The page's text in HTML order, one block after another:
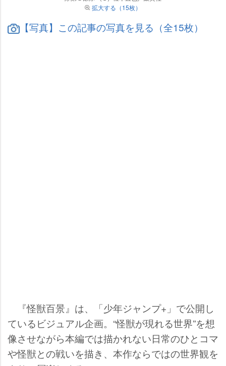
拡大する（15枚）
【写真】この記事の写真を見る（全15枚）
『怪獣百景』は、「少年ジャンプ+」で公開し
ているビジュアル企画。“怪獣が現れる世界”を想
像させながら本編では描かれない日常のひとコマ
怪獣との戦いを描き、本作ならではの世界観を